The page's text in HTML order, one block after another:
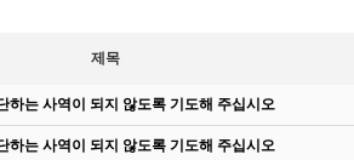
제목
하는 사역이 되지 않도록 기도해 주십시오
하는 사역이 되지 않도록 기도해 주십시오